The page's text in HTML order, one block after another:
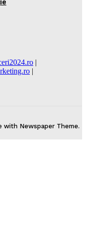
|
|
with Newspaper Theme.